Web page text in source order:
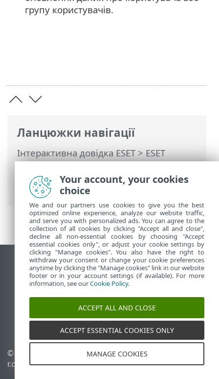
Ланцюжки навігації
Інтерактивна довідка ESET>ESET
PROTECT On-Prem>Використання ESET
PROTECT On-Prem>ESET PROTECT On-
Prem Головне меню
> Завдання
групу користувачів.
Переглянути повну версію
End of Life
База знань ESET
Форум ESET
ESET Status Portal
Регіональна підтримка
© 1992 - 2026 ESET, spol. s
r.o. - Усі права захищено.
Керувати файлами cookie
Політика щодо файлів
Your account, your cookies
choice
We and our partners use cookies to give you the best
optimized online experience, analyze our website traffic,
and serve you with personalized ads. You can agree to the
collection of all cookies by clicking "Accept all and close",
decline all non-essential cookies by choosing "Accept
essential cookies only", or adjust your cookie settings by
clicking "Manage cookies". You also have the right to
withdraw your consent or change your cookie preferences
anytime by clicking the "Manage cookies" link in our website
footer or in your account settings (if available). For more
information, see ourCookie Policy.
ACCEPT ALL AND CLOSE
ACCEPT ESSENTIAL COOKIES ONLY
MANAGE COOKIES